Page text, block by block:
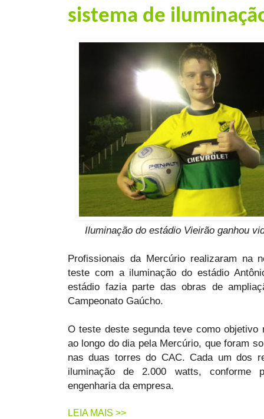
sistema de
Iluminação do estádio Vieirão ganhou
Profissionais da Mercúrio realizaram na
teste com a iluminação do estádio
estádio fazia parte das obras de
Campeonato Gaúcho.
O teste deste segunda teve como
ao longo do dia pela Mercúrio, que foram
nas duas torres do CAC. Cada um dos
iluminação de 2.000 watts, conforme
engenharia da empresa.
LEIA MAIS >>